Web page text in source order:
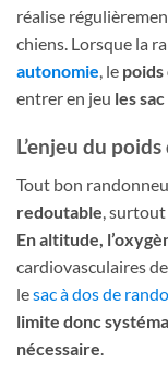
réalise
chiens. Lorsque la
autonomie , le poids
entrer en jeu les
L’enjeu du
Tout bon
redoutable, surtout
En altitude,
cardiovasculaires
lesac à dos de rando
limite donc
nécessaire.